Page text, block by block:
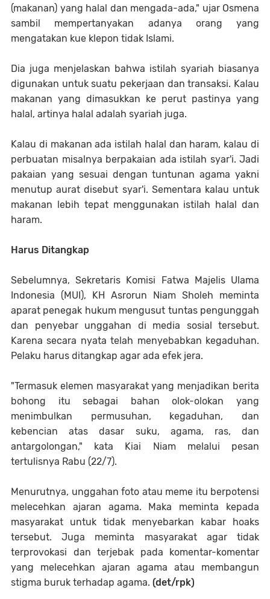
(makanan) yang halal dan mengada-ada," ujar Osmena
sambil mempertanyakan adanya orang yang
mengatakan kue klepon tidak Islami.
Dia juga menjelaskan bahwa istilah syariah biasanya
digunakan untuk suatu pekerjaan dan transaksi. Kalau
makanan yang dimasukkan ke perut pastinya yang
halal, artinya halal adalah syariah juga.
Kalau di makanan ada istilah halal dan haram, kalau di
perbuatan misalnya berpakaian ada istilah syar'i. Jadi
pakaian yang sesuai dengan tuntunan agama yakni
menutup aurat disebut syar'i. Sementara kalau untuk
makanan lebih tepat menggunakan istilah halal dan
haram.
Harus Ditangkap
Sebelumnya, Sekretaris Komisi Fatwa Majelis Ulama
Indonesia (MUI), KH Asrorun Niam Sholeh meminta
aparat penegak hukum mengusut tuntas pengunggah
dan penyebar unggahan di media sosial tersebut.
Karena secara nyata telah menyebabkan kegaduhan.
Pelaku harus ditangkap agar ada efek jera.
"Termasuk elemen masyarakat yang menjadikan berita
bohong itu sebagai bahan olok-olokan yang
menimbulkan permusuhan, kegaduhan, dan
kebencian atas dasar suku, agama, ras, dan
antargolongan," kata Kiai Niam melalui pesan
tertulisnya Rabu (22/7).
Menurutnya, unggahan foto atau meme itu berpotensi
melecehkan ajaran agama. Maka meminta kepada
masyarakat untuk tidak menyebarkan kabar hoaks
tersebut. Juga meminta masyarakat agar tidak
terprovokasi dan terjebak pada komentar-komentar
yang melecehkan ajaran agama atau membangun
stigma buruk terhadap agama. (det/rpk)